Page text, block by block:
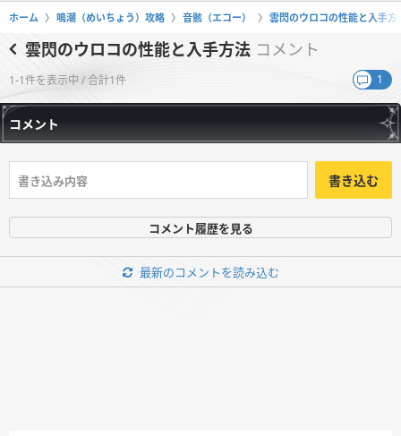
ホーム 鳴潮（めいちょう）攻略 音骸（エコー） 雲閃のウロコの性能と入手方
雲閃のウロコの性能と入手方法 コメント
1-1件を表示中 / 合計1件 1
コメント
書き込む
コメント履歴を見る
最新のコメントを読み込む